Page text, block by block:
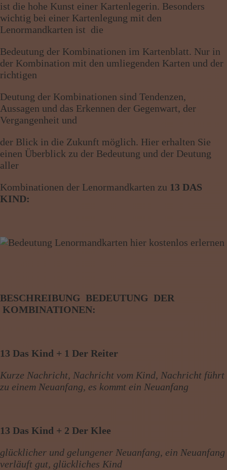
Menü: Kartenlegen kostenlos, Jobs,
Wissen von A - Z
ist die hohe Kunst einer Kartenlegerin. Besonders
wichtig bei einer Kartenlegung mit den
Lenormandkarten ist die
Bedeutung der Kombinationen im Kartenblatt. Nur in
der Kombination mit den umliegenden Karten und der
richtigen
Deutung der Kombinationen sind Tendenzen,
Aussagen und das Erkennen der Gegenwart, der
Vergangenheit und
der Blick in die Zukunft möglich. Hier erhalten Sie
einen Überblick zu der Bedeutung und der Deutung
aller
Kombinationen der Lenormandkarten zu 13 DAS
KIND:
BESCHREIBUNG BEDEUTUNG DER
KOMBINATIONEN:
13 Das Kind + 1 Der Reiter
Kurze Nachricht, Nachricht vom Kind, Nachricht führt
zu einem Neuanfang, es kommt ein Neuanfang
13 Das Kind + 2 Der Klee
glücklicher und gelungener Neuanfang, ein Neuanfang
verläuft gut, glückliches Kind